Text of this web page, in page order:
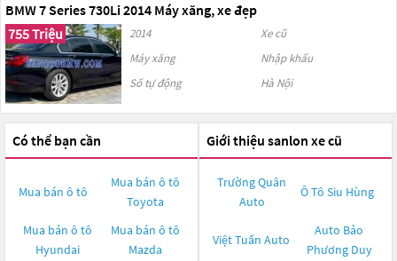
BMW 7 Series 730Li 2014 Máy xăng, xe đẹp
755 Triệu
2014
Xe cũ
Máy xăng
Nhập khẩu
Số tự động
Hà Nội
Có thể bạn cần
Mua bán ô tô
Mua bán ô tô
Toyota
Mua bán ô tô
Hyundai
Mua bán ô tô
Mazda
Giới thiệu sanlon xe cũ
Trường Quân
Auto
Ô Tô Siu Hùng
Việt Tuấn Auto
Auto Bảo
Phương Duy